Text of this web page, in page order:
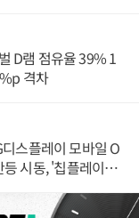
D램 점유율 39% 1
격차
스플레이 모바일 O
시동, '칩플레이